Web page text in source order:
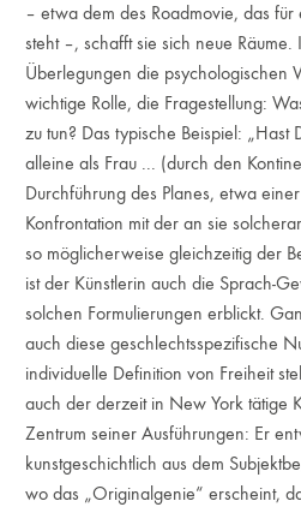
– etwa dem des Roadmovie, das
steht –, schafft sie sich neue
Überlegungen die psychologischen
wichtige Rolle, die Fragestellung:
zu tun? Das typische Beispiel: „Hast
alleine als Frau ... (durch den
Durchführung des Planes, etwa
Konfrontation mit der an sie
so möglicherweise gleichzeitig der
ist der Künstlerin auch die Sprach-
solchen Formulierungen erblickt.
auch diese geschlechtsspezifische
individuelle Definition von Freiheit
auch der derzeit in New York tätige
Zentrum seiner Ausführungen: Er
kunstgeschichtlich aus dem
wo das „Originalgenie“ erscheint,